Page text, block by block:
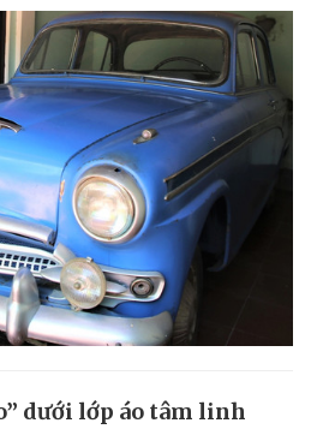
dưới lớp áo tâm linh